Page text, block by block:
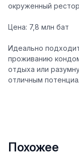
окруженный
Цена: 7,8 млн бат
Идеально
проживанию
отдыха или
отличным
Похожее